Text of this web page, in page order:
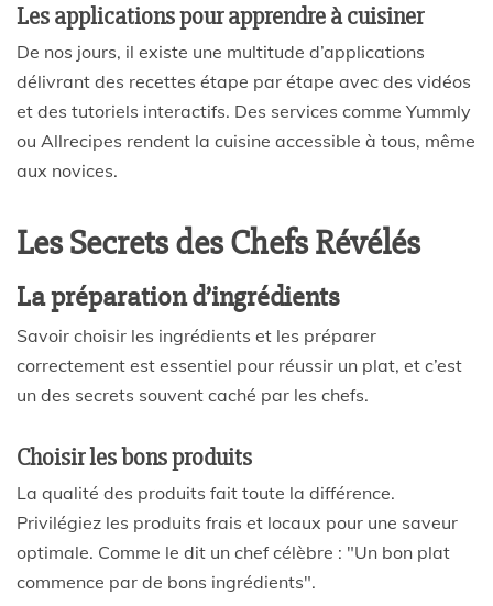
Les applications pour apprendre à cuisiner
De nos jours, il existe une multitude d’applications
délivrant des recettes étape par étape avec des vidéos
et des tutoriels interactifs. Des services comme Yummly
ou Allrecipes rendent la cuisine accessible à tous, même
aux novices.
Les Secrets des Chefs Révélés
La préparation d’ingrédients
Savoir choisir les ingrédients et les préparer
correctement est essentiel pour réussir un plat, et c’est
un des secrets souvent caché par les chefs.
Choisir les bons produits
La qualité des produits fait toute la différence.
Privilégiez les produits frais et locaux pour une saveur
optimale. Comme le dit un chef célèbre :
Un bon plat
commence par de bons ingrédients .